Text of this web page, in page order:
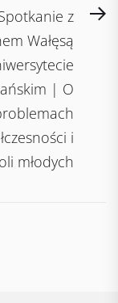
z
Wałęsą
| O
i
młodych